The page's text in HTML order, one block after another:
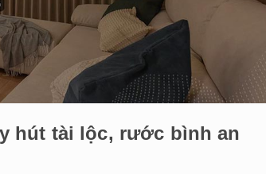
hút tài lộc, rước bình an